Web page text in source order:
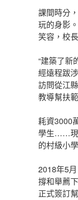
課間時分
玩的身影
笑容，校
“建築了新
經遠程跋
訪問從江
教導幫扶
耗資3000
學生……現
的村級小
2018年5
撐和舉薦
正式簽訂